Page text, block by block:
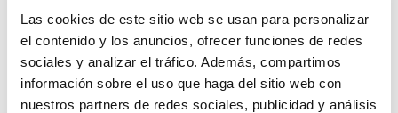
Las cookies de este sitio web se usan para personalizar
el contenido y los anuncios, ofrecer funciones de redes
sociales y analizar el tráfico. Además, compartimos
información sobre el uso que haga del sitio web con
nuestros partners de redes sociales, publicidad y análisis